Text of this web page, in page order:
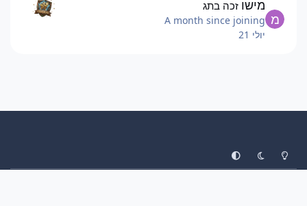
מישו זכה בתג
A month since joining
יולי 21
Light Mode
Dark Mode
System Preference